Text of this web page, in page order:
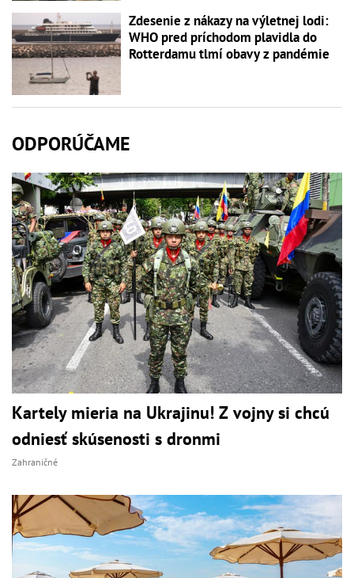
Zdesenie z nákazy na výletnej lodi:
WHO pred príchodom plavidla do
Rotterdamu tlmí obavy z pandémie
ODPORÚČAME
Kartely mieria na Ukrajinu! Z vojny si chcú
odniesť skúsenosti s dronmi
Zahraničné